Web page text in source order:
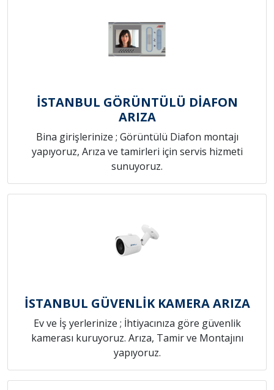
İSTANBUL GÖRÜNTÜLÜ DİAFON
ARIZA
Bina girişlerinize ; Görüntülü Diafon montajı
yapıyoruz, Arıza ve tamirleri için servis hizmeti
sunuyoruz.
İSTANBUL GÜVENLİK KAMERA ARIZA
Ev ve İş yerlerinize ; İhtiyacınıza göre güvenlik
kamerası kuruyoruz. Arıza, Tamir ve Montajını
yapıyoruz.